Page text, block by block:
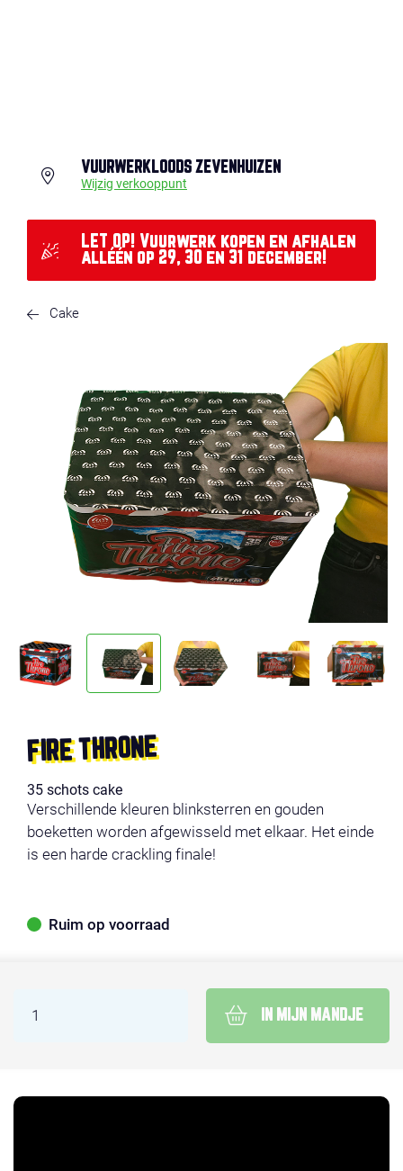
VUURWERKLOODS ZEVENHUIZEN
Wijzig verkooppunt
LET OP! Vuurwerk kopen en afhalen
alléén op 29, 30 en 31 december!
Cake
FIRE THRONE
35 schots cake
Verschillende kleuren blinksterren en gouden
boeketten worden afgewisseld met elkaar. Het einde
is een harde crackling finale!
Ruim op voorraad
IN MIJN MANDJE